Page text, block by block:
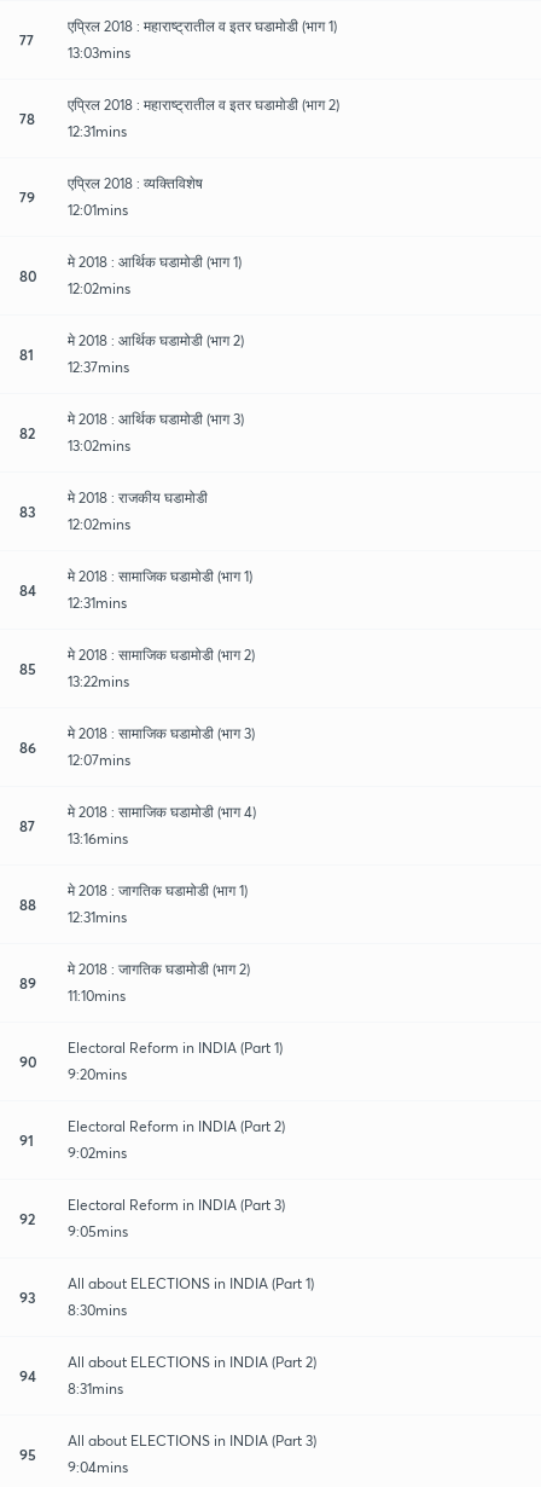
77
एप्रिल 2018 : महाराष्ट्रातील व इतर घडामोडी (भाग 1)
13:03mins
78
एप्रिल 2018 : महाराष्ट्रातील व इतर घडामोडी (भाग 2)
12:31mins
79
एप्रिल 2018 : व्यक्तिविशेष
12:01mins
80
मे 2018 : आर्थिक घडामोडी (भाग 1)
12:02mins
81
मे 2018 : आर्थिक घडामोडी (भाग 2)
12:37mins
82
मे 2018 : आर्थिक घडामोडी (भाग 3)
13:02mins
83
मे 2018 : राजकीय घडामोडी
12:02mins
84
मे 2018 : सामाजिक घडामोडी (भाग 1)
12:31mins
85
मे 2018 : सामाजिक घडामोडी (भाग 2)
13:22mins
86
मे 2018 : सामाजिक घडामोडी (भाग 3)
12:07mins
87
मे 2018 : सामाजिक घडामोडी (भाग 4)
13:16mins
88
मे 2018 : जागतिक घडामोडी (भाग 1)
12:31mins
89
मे 2018 : जागतिक घडामोडी (भाग 2)
11:10mins
90
Electoral Reform in INDIA (Part 1)
9:20mins
91
Electoral Reform in INDIA (Part 2)
9:02mins
92
Electoral Reform in INDIA (Part 3)
9:05mins
93
All about ELECTIONS in INDIA (Part 1)
8:30mins
94
All about ELECTIONS in INDIA (Part 2)
8:31mins
95
All about ELECTIONS in INDIA (Part 3)
9:04mins